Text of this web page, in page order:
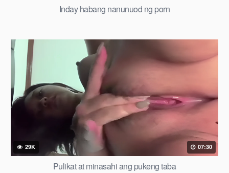
Inday habang nanunuod ng porn
29K 07:30
Pulikat at minasahi ang pukeng taba